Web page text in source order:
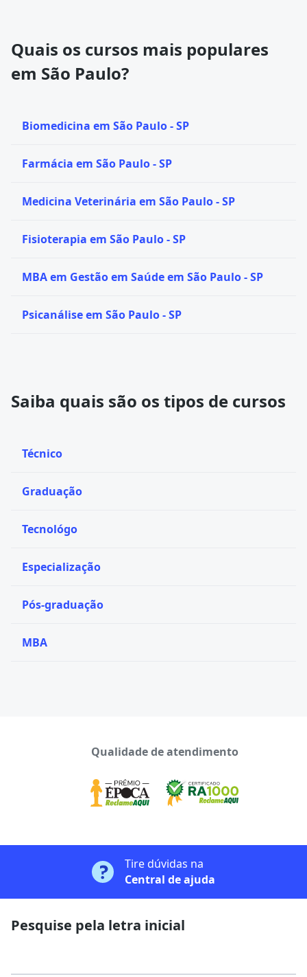
Quais os cursos mais populares
em São Paulo?
Biomedicina em São Paulo - SP
Farmácia em São Paulo - SP
Medicina Veterinária em São Paulo - SP
Fisioterapia em São Paulo - SP
MBA em Gestão em Saúde em São Paulo - SP
Psicanálise em São Paulo - SP
Saiba quais são os tipos de cursos
Técnico
Graduação
Tecnológo
Especialização
Pós-graduação
MBA
Qualidade de atendimento
Tire dúvidas na
Central de ajuda
Pesquise pela letra inicial